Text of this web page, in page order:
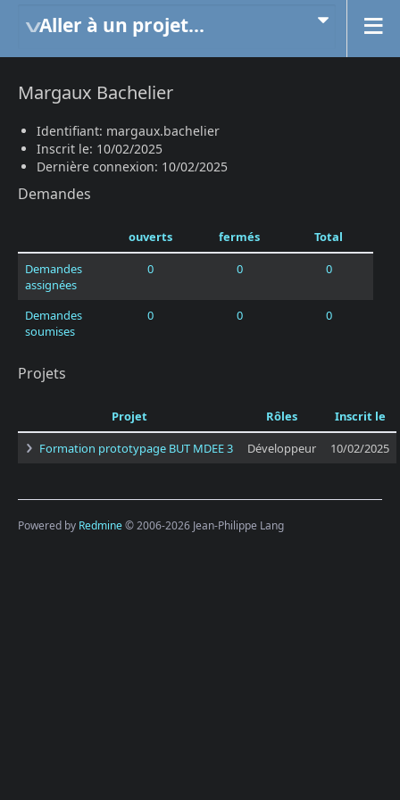
Aller à un projet...
Margaux Bachelier
Identifiant: margaux.bachelier
Inscrit le: 10/02/2025
Dernière connexion: 10/02/2025
Demandes
ouverts fermés
Total
Demandes
assignées
0 0 0
Demandes
soumises
0 0 0
Projets
Projet Rôles
Inscrit le
Formation prototypage BUT MDEE 3
Développeur 10/02/2025
Powered by Redmine© 2006-2026 Jean-Philippe Lang